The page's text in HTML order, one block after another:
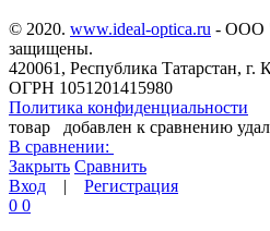
© 2020. www.ideal-optica.ru - ООО
защищены.
420061, Республика Татарстан, г.
ОГРН 1051201415980
Политика конфиденциальности
товар
добавлен к сравнению
В сравнении:
Закрыть Сравнить
Вход | Регистрация
0 0